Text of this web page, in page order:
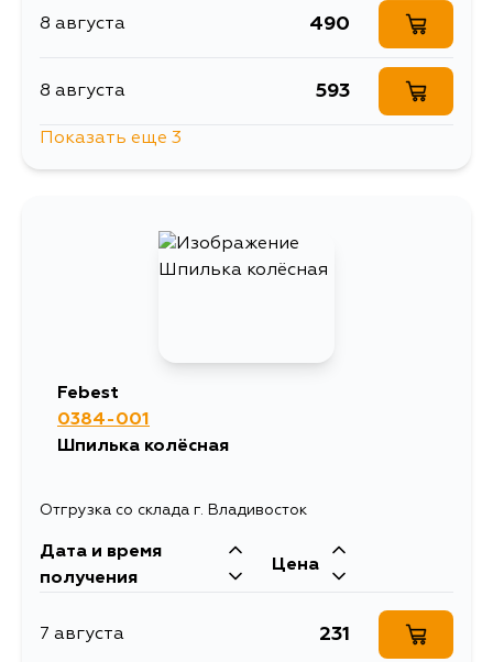
8 августа 490
8 августа 593
Показать еще 3
Febest
0384-001
Шпилька колёсная
Отгрузка со склада г. Владивосток
Дата и время
получения
Цена
7 августа 231